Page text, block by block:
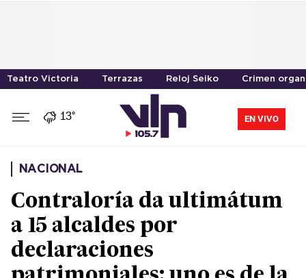
Teatro Victoria Terrazas Reloj Seiko Crimen
13° EN VIVO
NACIONAL
Contraloría da ultimátum
a 15 alcaldes por
declaraciones